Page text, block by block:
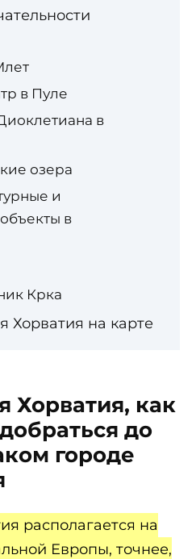
в Пуле
в
озера
и
в
Крка
Хорватия на карте
Хорватия, как
до
городе
располагается на
Европы, точнее,